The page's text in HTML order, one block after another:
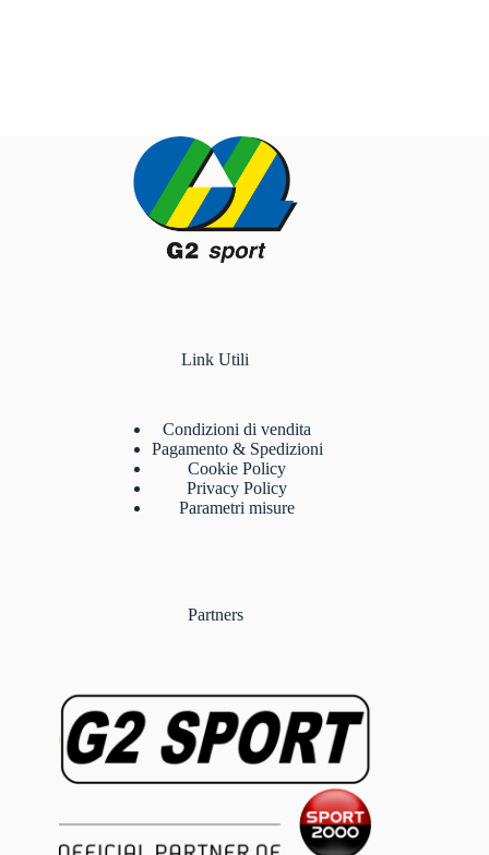
Link Utili
Condizioni di vendita
Pagamento & Spedizioni
Cookie Policy
Privacy Policy
Parametri misure
Partners